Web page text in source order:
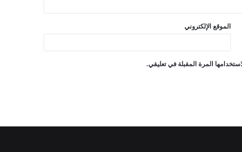
الموقع الإلكتروني
المرة المقبلة في تعليقي.